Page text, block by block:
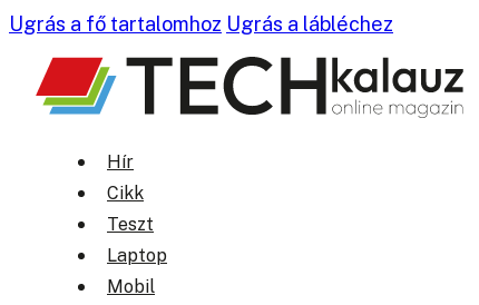
Ugrás a fő tartalomhoz Ugrás a lábléchez
Hír
Cikk
Teszt
Laptop
Mobil